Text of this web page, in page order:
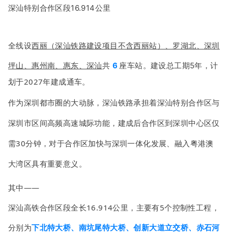
深汕特别合作区段16.914公里
全线设西丽 （深汕铁路建设项目不含西丽站）、罗湖北、深圳
坪山、惠州南、惠东、深汕共 6 座车站。建设总工期5年，计
划于2027年建成通车。
作为深圳都市圈的大动脉，深汕铁路承担着深汕特别合作区与
深圳市区间高频高速城际功能，建成后合作区到深圳中心区仅
需30分钟，对于合作区加快与深圳一体化发展、融入粤港澳
大湾区具有重要意义。
其中——
深汕高铁合作区段全长16.914公里，主要有5个控制性工程，
分别为下北特大桥、南坑尾特大桥、创新大道立交桥、赤石河